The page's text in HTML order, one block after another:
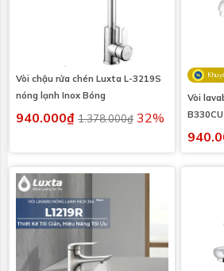
Vòi chậu rửa chén Luxta L-3219S
nóng lạnh Inox Bóng
940.000₫ 1.378.000₫ 32%
Vòi
nhấn